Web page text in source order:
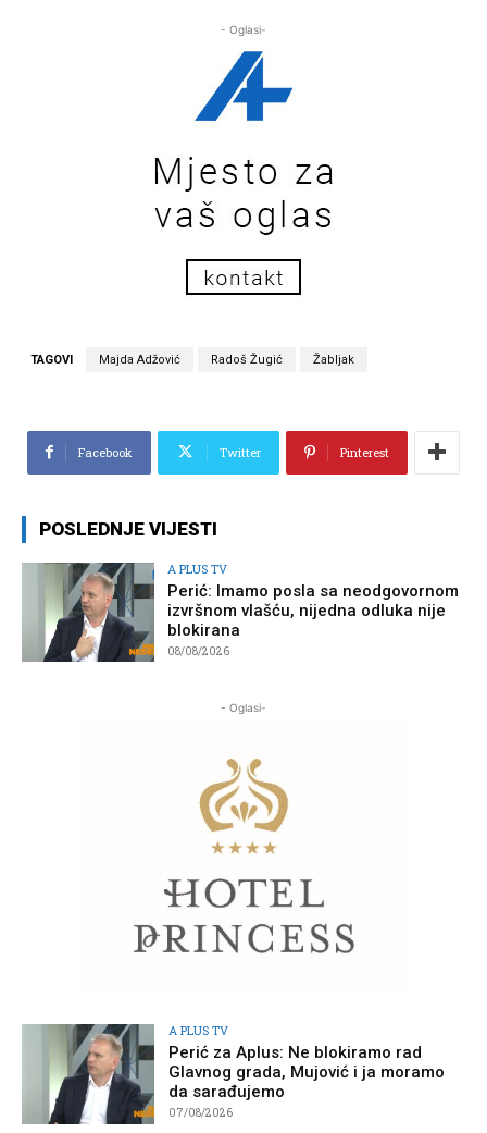
- Oglasi-
TAGOVI Majda Adžović Radoš Žugić Žabljak
Facebook Twitter Pinterest
POSLEDNJE VIJESTI
A PLUS TV
Perić: Imamo posla sa neodgovornom
izvršnom vlašću, nijedna odluka nije
blokirana
08/08/2026
- Oglasi-
A PLUS TV
Perić za Aplus: Ne blokiramo rad
Glavnog grada, Mujović i ja moramo
da sarađujemo
07/08/2026